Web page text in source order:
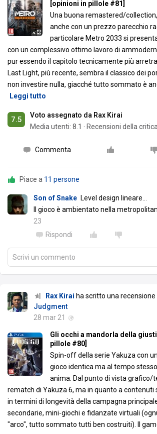
[opinioni in pillole #81]
Una buona remastered/
anche con un prezzo parecchio
particolare Metro 2033 si
con un complessivo ottimo lavoro di
pur essendo il capitolo tecnicamente più
Last Light, più recente, sembra il classico dei
non investire nulla, giacché tutto sommato è
Leggi tutto
7.5
Voto assegnato da Rax Kirai
Media utenti: 8.1 · Recensioni della
Commenta
Piace a 11 persone
Son of Snake Level design lineare...
Il gioco è ambientato nella
23
Rispondi
Scrivi un commento
Rax Kirai ha scritto una recensione
Judgment
28 mar 21
Gli occhi a mandorla della
pillole #80]
Spin-off della serie Yakuza con
gioco identica ma al tempo
anima. Dal punto di vista grafico/
rematch di Yakuza 6, ma in quanto a contenuti
in termini di longevità della campagna
secondarie, mini-giochi e fidanzate virtuali
"arco", tutto sommato tutti ben costruiti). Il